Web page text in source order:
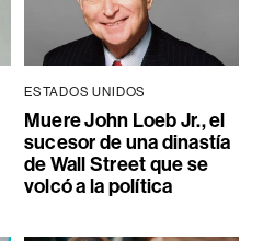
ESTADOS UNIDOS
Muere John Loeb Jr., el
sucesor de una dinastía
de Wall Street que se
volcó a la política